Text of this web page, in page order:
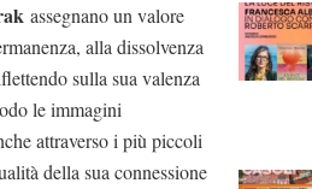
assegnano un valore
alla dissolvenza
sulla sua valenza
le immagini
attraverso i più piccoli
della sua connessione